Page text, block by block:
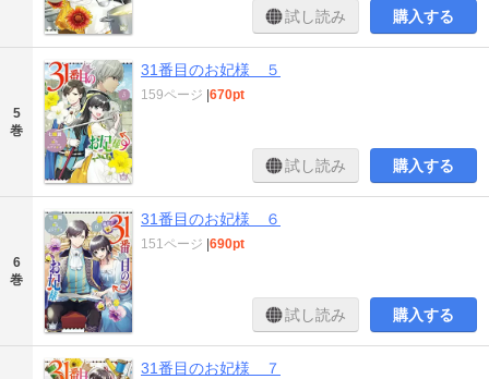
試し読み 購入する
5
巻
31番目のお妃様 ５
159ページ |670pt
試し読み 購入する
6
巻
31番目のお妃様 ６
151ページ |690pt
試し読み 購入する
31番目のお妃様 ７